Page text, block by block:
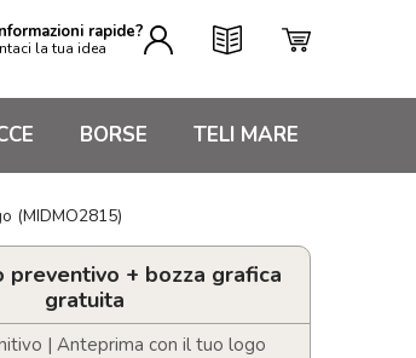
rapide?
la tua idea
BORSE TELI MARE
(MIDMO2815)
preventivo + bozza grafica
gratuita
| Anteprima con il tuo logo